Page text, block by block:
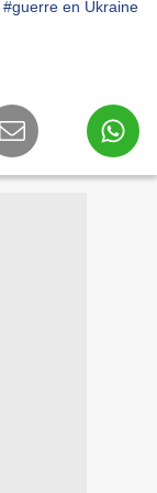
#guerre en Ukraine